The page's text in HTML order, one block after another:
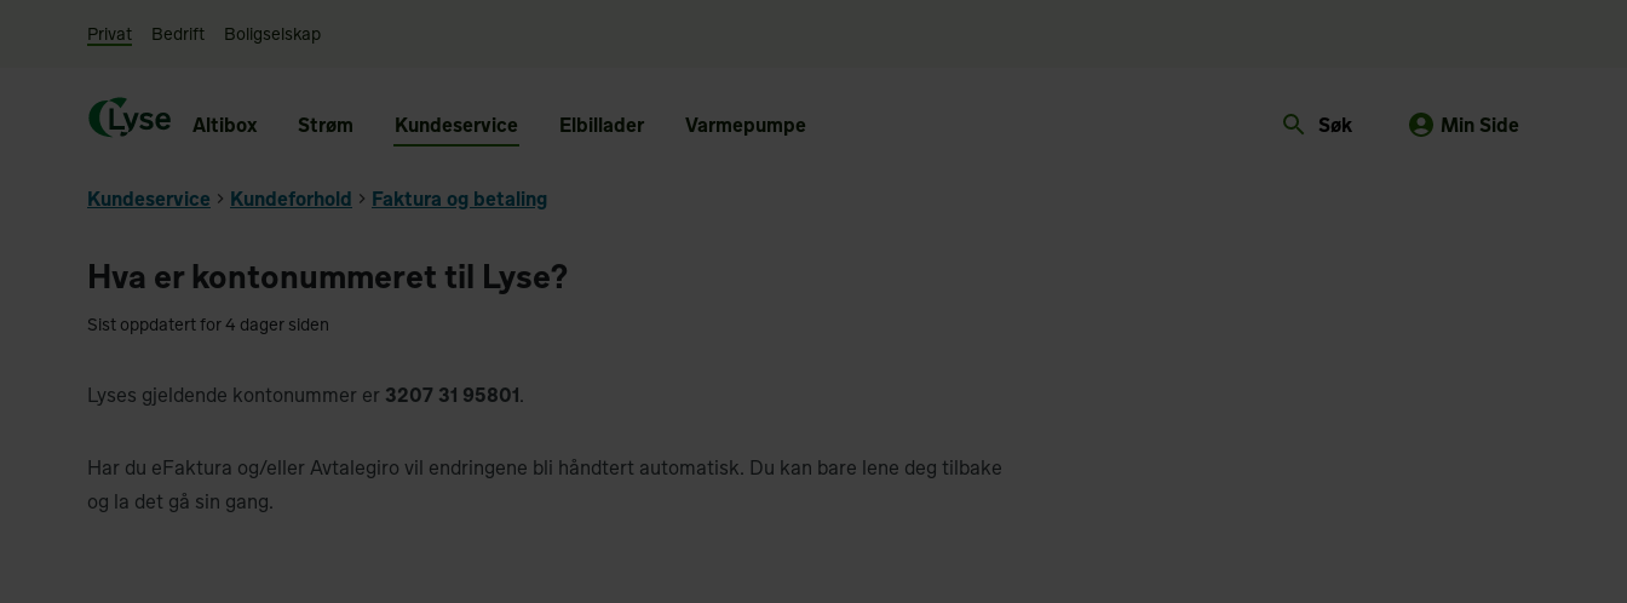
Privat Bedrift Boligselskap
Altibox Strøm Kundeservice Elbillader Varmepumpe Søk Min Side
Kundeservice Kundeforhold Faktura og betaling
Hva er kontonummeret til Lyse?
Sist oppdatert for 4 dager siden
Lyses gjeldende kontonummer er 3207 31 95801.
Har du eFaktura og/eller Avtalegiro vil endringene bli håndtert automatisk. Du kan bare lene deg tilbake
og la det gå sin gang.